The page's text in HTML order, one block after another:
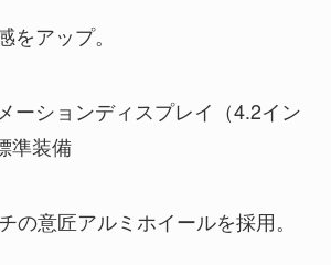
をアップ。
ーションディスプレイ（4.2イン
準装備
の意匠アルミホイールを採用。